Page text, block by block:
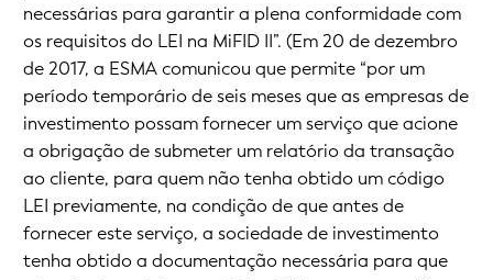
necessárias para garantir a plena conformidade com
os requisitos do LEI na MiFID II”. (Em 20 de dezembro
de 2017, a ESMA comunicou que permite “por um
período temporário de seis meses que as empresas de
investimento possam fornecer um serviço que acione
a obrigação de submeter um relatório da transação
ao cliente, para quem não tenha obtido um código
LEI previamente, na condição de que antes de
fornecer este serviço, a sociedade de investimento
tenha obtido a documentação necessária para que